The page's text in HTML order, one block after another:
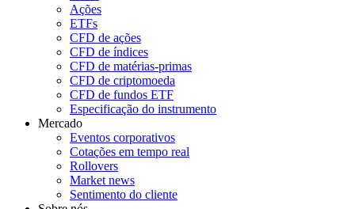
Ações
ETFs
CFD de ações
CFD de índices
CFD de matérias-primas
CFD de criptomoeda
CFD de fundos ETF
Especificação do instrumento
Mercado
Eventos corporativos
Cotações em tempo real
Rollovers
Market news
Sentimento do cliente